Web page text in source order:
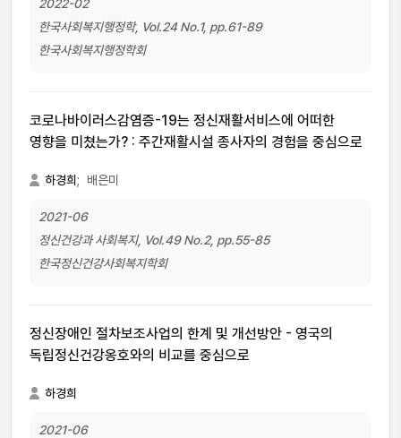
2022-02
한국사회복지행정학, Vol.24 No.1, pp.61-89
한국사회복지행정학회
코로나바이러스감염증-19는 정신재활서비스에 어떠한
영향을 미쳤는가? : 주간재활시설 종사자의 경험을 중심으로
하경희; 배은미
2021-06
정신건강과 사회복지, Vol.49 No.2, pp.55-85
한국정신건강사회복지학회
정신장애인 절차보조사업의 한계 및 개선방안 - 영국의
독립정신건강옹호와의 비교를 중심으로
하경희
2021-06